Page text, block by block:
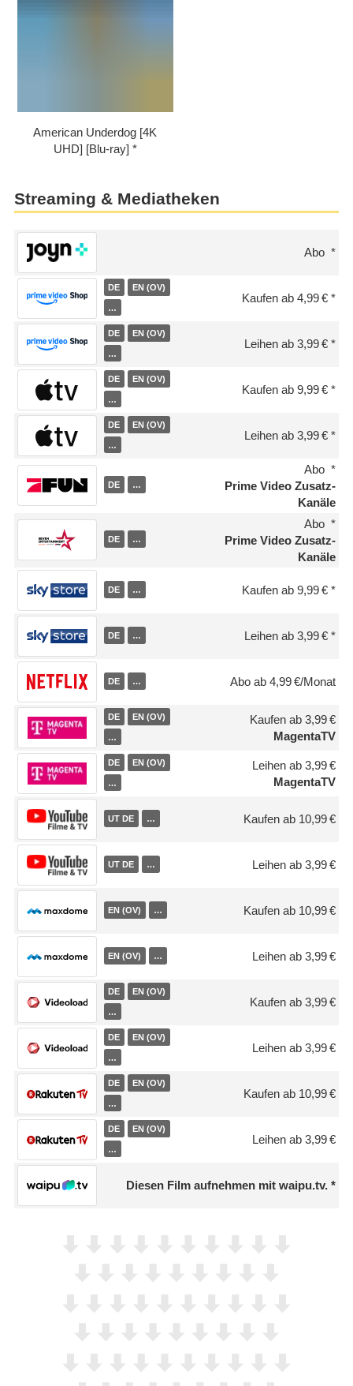
American Underdog [4K
UHD] [Blu-ray]
Streaming & Mediatheken
Abo
DE EN (OV)
…
Kaufen ab 4,99 €
DE EN (OV)
…
Leihen ab 3,99 €
DE EN (OV)
…
Kaufen ab 9,99 €
DE EN (OV)
…
Leihen ab 3,99 €
DE …
Abo
Prime Video Zusatz-
Kanäle
DE …
Abo
Prime Video Zusatz-
Kanäle
DE … Kaufen ab 9,99 €
DE … Leihen ab 3,99 €
DE … Abo ab 4,99 €/Monat
DE EN (OV)
…
Kaufen ab 3,99 €
MagentaTV
DE EN (OV)
…
Leihen ab 3,99 €
MagentaTV
UT DE … Kaufen ab 10,99 €
UT DE … Leihen ab 3,99 €
EN (OV) … Kaufen ab 10,99 €
EN (OV) … Leihen ab 3,99 €
DE EN (OV)
…
Kaufen ab 3,99 €
DE EN (OV)
…
Leihen ab 3,99 €
DE EN (OV)
…
Kaufen ab 10,99 €
DE EN (OV)
…
Leihen ab 3,99 €
Diesen Film aufnehmen mit waipu.tv.